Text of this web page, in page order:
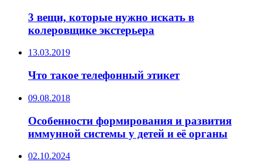
3 вещи, которые нужно искать в
колеровщике экстерьера
13.03.2019
Что такое телефонный этикет
09.08.2018
Особенности формирования и развития
иммунной системы у детей и её органы
02.10.2024